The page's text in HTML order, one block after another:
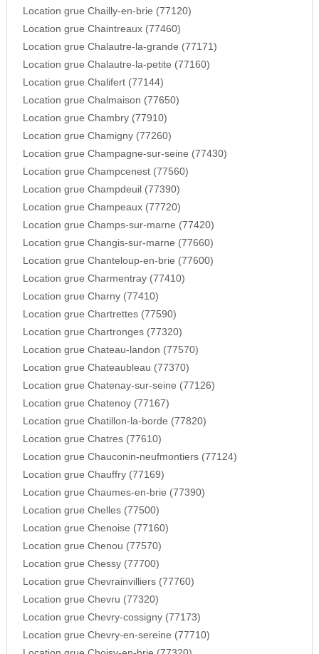
Location grue Chailly-en-brie (77120)
Location grue Chaintreaux (77460)
Location grue Chalautre-la-grande (77171)
Location grue Chalautre-la-petite (77160)
Location grue Chalifert (77144)
Location grue Chalmaison (77650)
Location grue Chambry (77910)
Location grue Chamigny (77260)
Location grue Champagne-sur-seine (77430)
Location grue Champcenest (77560)
Location grue Champdeuil (77390)
Location grue Champeaux (77720)
Location grue Champs-sur-marne (77420)
Location grue Changis-sur-marne (77660)
Location grue Chanteloup-en-brie (77600)
Location grue Charmentray (77410)
Location grue Charny (77410)
Location grue Chartrettes (77590)
Location grue Chartronges (77320)
Location grue Chateau-landon (77570)
Location grue Chateaubleau (77370)
Location grue Chatenay-sur-seine (77126)
Location grue Chatenoy (77167)
Location grue Chatillon-la-borde (77820)
Location grue Chatres (77610)
Location grue Chauconin-neufmontiers (77124)
Location grue Chauffry (77169)
Location grue Chaumes-en-brie (77390)
Location grue Chelles (77500)
Location grue Chenoise (77160)
Location grue Chenou (77570)
Location grue Chessy (77700)
Location grue Chevrainvilliers (77760)
Location grue Chevru (77320)
Location grue Chevry-cossigny (77173)
Location grue Chevry-en-sereine (77710)